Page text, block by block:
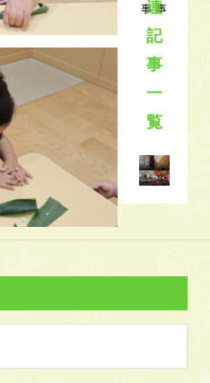
連
記
事
一
覧
.
..
.
.